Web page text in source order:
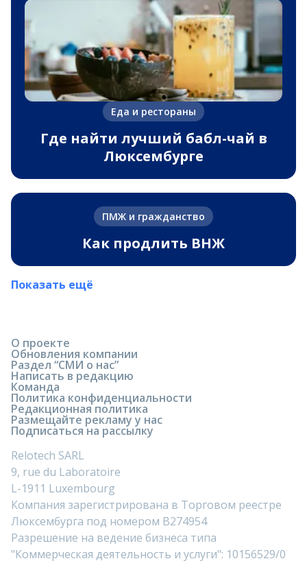
Еда и рестораны
Где найти лучший бабл-чай в
Люксембурге
ПМЖ и гражданство
Как продлить ВНЖ
Показать ещё
О проекте
Обновления компании
Раздел “СМИ о нас”
Написать в редакцию
Команда
Политика конфиденциальности
Редакционная политика
Размещайте рекламу у нас
Подписаться на рассылку
Relotech SARL
9, rue du Laboratoire
L-1911 Luxembourg
Компания зарегистрирована в Торговом реестре
Люксембурга под номером B274954
Разрешение на ведение бизнеса типа
"Коммерческая деятельность и услуги": 10156529/0